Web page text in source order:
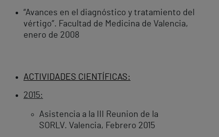
“Avances en el diagnóstico y tratamiento del
vértigo”. Facultad de Medicina de Valencia,
enero de 2008
ACTIVIDADES CIENTÍFICAS:
2015:
Asistencia a la III Reunion de la
SORLV. Valencia, Febrero 2015